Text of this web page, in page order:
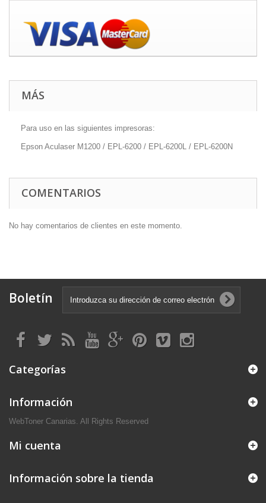
MÁS
Para uso en las siguientes impresoras:
Epson Aculaser M1200 / EPL-6200 / EPL-6200L / EPL-6200N
COMENTARIOS
No hay comentarios de clientes en este momento.
Boletín
Categorías
Información
WebToner Canarias. All Rights Reserved
Mi cuenta
Información sobre la tienda